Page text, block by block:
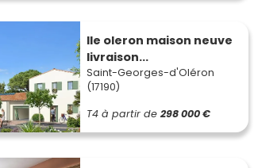
Ile oleron maison neuve
livraison...
Saint-Georges-d'Oléron
(17190)
T4 à partir de 298 000 €